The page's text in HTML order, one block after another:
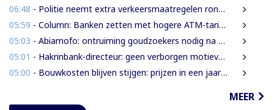
06:48 - Politie neemt extra verkeersmaatregelen rond afgesloten Domineestraat
05:59 - Column: Banken zetten met hogere ATM-tarieven digitale economie op achterstand
05:03 - Abiamofo: ontruiming goudzoekers nodig na dodelijke risico’s in Moeroekreek en 21 Bergi
05:01 - Hakrinbank-directeur: geen verborgen motieven bij verkoop DSB-belang
05:00 - Bouwkosten blijven stijgen: prijzen in een jaar tijd gemiddeld 7,3% hoger
MEER